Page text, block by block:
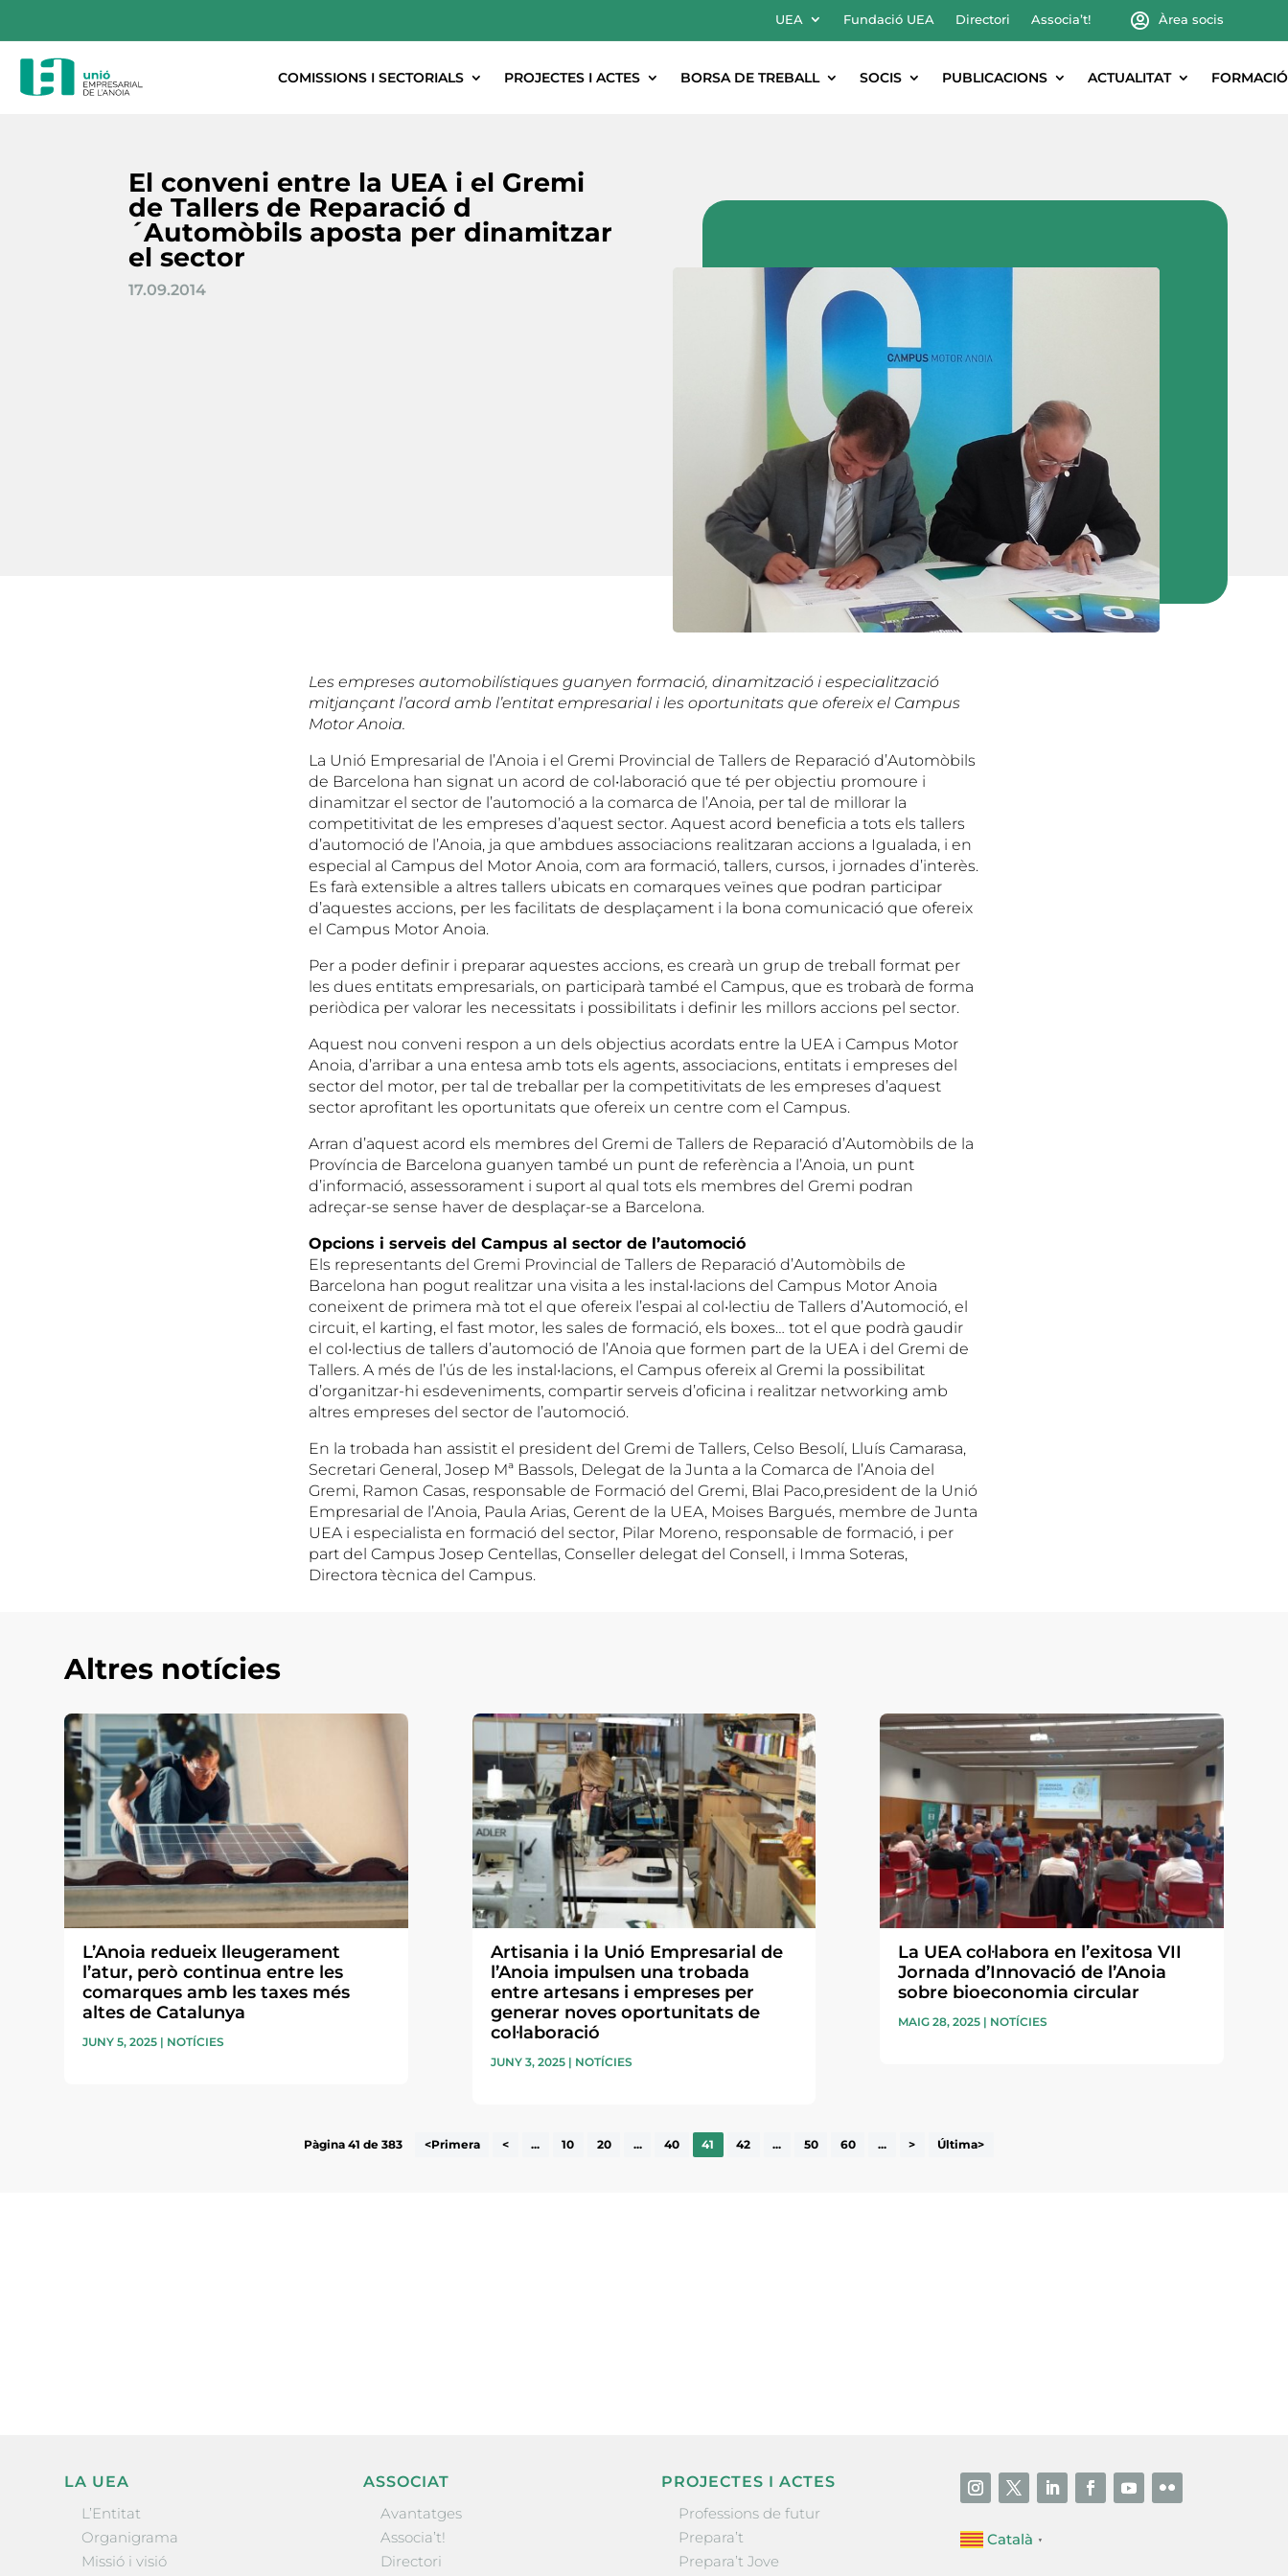
UEA Fundació UEA Directori Associa’t! Àrea socis
COMISSIONS I SECTORIALS PROJECTES I ACTES BORSA DE TREBALL SOCIS PUBLICACIONS ACTUALITAT FORMACIÓ
El conveni entre la UEA i el Gremi
de Tallers de Reparació d
´Automòbils aposta per dinamitzar
el sector
17.09.2014
Les empreses automobilístiques guanyen formació, dinamització i especialització
mitjançant l’acord amb l’entitat empresarial i les oportunitats que ofereix el Campus
Motor Anoia.
La Unió Empresarial de l’Anoia i el Gremi Provincial de Tallers de Reparació d’Automòbils
de Barcelona han signat un acord de col•laboració que té per objectiu promoure i
dinamitzar el sector de l’automoció a la comarca de l’Anoia, per tal de millorar la
competitivitat de les empreses d’aquest sector. Aquest acord beneficia a tots els tallers
d’automoció de l’Anoia, ja que ambdues associacions realitzaran accions a Igualada, i en
especial al Campus del Motor Anoia, com ara formació, tallers, cursos, i jornades d’interès.
Es farà extensible a altres tallers ubicats en comarques veïnes que podran participar
d’aquestes accions, per les facilitats de desplaçament i la bona comunicació que ofereix
el Campus Motor Anoia.
Per a poder definir i preparar aquestes accions, es crearà un grup de treball format per
les dues entitats empresarials, on participarà també el Campus, que es trobarà de forma
periòdica per valorar les necessitats i possibilitats i definir les millors accions pel sector.
Aquest nou conveni respon a un dels objectius acordats entre la UEA i Campus Motor
Anoia, d’arribar a una entesa amb tots els agents, associacions, entitats i empreses del
sector del motor, per tal de treballar per la competitivitats de les empreses d’aquest
sector aprofitant les oportunitats que ofereix un centre com el Campus.
Arran d’aquest acord els membres del Gremi de Tallers de Reparació d’Automòbils de la
Província de Barcelona guanyen també un punt de referència a l’Anoia, un punt
d’informació, assessorament i suport al qual tots els membres del Gremi podran
adreçar-se sense haver de desplaçar-se a Barcelona.
Opcions i serveis del Campus al sector de l’automoció
Els representants del Gremi Provincial de Tallers de Reparació d’Automòbils de
Barcelona han pogut realitzar una visita a les instal•lacions del Campus Motor Anoia
coneixent de primera mà tot el que ofereix l’espai al col•lectiu de Tallers d’Automoció, el
circuit, el karting, el fast motor, les sales de formació, els boxes… tot el que podrà gaudir
el col•lectius de tallers d’automoció de l’Anoia que formen part de la UEA i del Gremi de
Tallers. A més de l’ús de les instal•lacions, el Campus ofereix al Gremi la possibilitat
d’organitzar-hi esdeveniments, compartir serveis d’oficina i realitzar networking amb
altres empreses del sector de l’automoció.
En la trobada han assistit el president del Gremi de Tallers, Celso Besolí, Lluís Camarasa,
Secretari General, Josep Mª Bassols, Delegat de la Junta a la Comarca de l’Anoia del
Gremi, Ramon Casas, responsable de Formació del Gremi, Blai Paco,president de la Unió
Empresarial de l’Anoia, Paula Arias, Gerent de la UEA, Moises Bargués, membre de Junta
UEA i especialista en formació del sector, Pilar Moreno, responsable de formació, i per
part del Campus Josep Centellas, Conseller delegat del Consell, i Imma Soteras,
Directora tècnica del Campus.
Altres notícies
L’Anoia redueix lleugerament
l’atur, però continua entre les
comarques amb les taxes més
altes de Catalunya
JUNY 5, 2025 | NOTÍCIES
Artisania i la Unió Empresarial de
l’Anoia impulsen una trobada
entre artesans i empreses per
generar noves oportunitats de
col·laboració
JUNY 3, 2025| NOTÍCIES
La UEA col·labora en l’exitosa VII
Jornada d’Innovació de l’Anoia
sobre bioeconomia circular
MAIG 28, 2025| NOTÍCIES
Pàgina 41 de 383 <Primera < ... 10 20 ... 40 41 42 ... 50 60 ... > Última>
LA UEA
L’Entitat
Organigrama
Missió i visió
ASSOCIAT
Avantatges
Associa’t!
Directori
PROJECTES I ACTES
Professions de futur
Prepara’t
Prepara’t Jove
Català ▼